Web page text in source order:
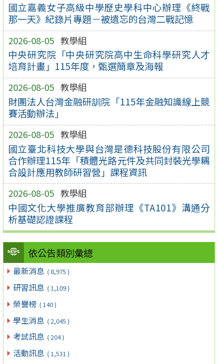
國立嘉義女子高級中學歷史學科中心辦理《終戰
那一天》紀錄片專題－被遺忘的台灣二戰記憶
2026-08-05 教學組
中央研究院「中央研究院高中生命科學研究人才
培育計畫」115年度，甄選簡章及海報
2026-08-05 教學組
財團法人台灣金融研訓院「115年金融知識線上競
賽活動辦法」
2026-08-05 教學組
國立臺北科技大學與台灣是德科技股份有限公司
合作辦理115年「積體光路元件及共同封裝光學耦
合設計應用教師研習營」課程資訊
2026-08-05 教學組
中國文化大學推廣教育部辦理《TA101》溝通分
析基礎認證課程
依公告類別彙總
最新消息 ( 8,975 )
研習訊息 ( 1,109 )
榮譽榜 ( 140 )
學生消息 ( 2,045 )
考試訊息 ( 204 )
活動訊息 ( 1,531 )